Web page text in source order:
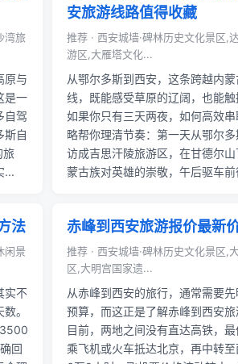
湾旅
原与
是一
自驾
斯自
旅
...
安旅游线路值得收藏
推荐 · 西安城墙·碑林历史文化景区,
游区,大雁塔文化...
从鄂尔多斯到西安，这条跨越内
线，既能感受草原的辽阔，也能触
如果你只有三天两夜，如何高效
略帮你理清节奏：第一天从鄂尔
访成吉思汗陵旅游区，在甘德尔
蒙古族对英雄的崇敬，午后驱车
法
闲景
实不
。
回
赤峰到西安旅游报价最新
推荐 · 西安城墙·碑林历史文化景区,
区,大明宫国家遗...
从赤峰到西安的旅行，通常需要
预算，而这正是了解赤峰到西安旅
目前，两地之间没有直达高铁，
乘飞机或火车抵达北京，再中转